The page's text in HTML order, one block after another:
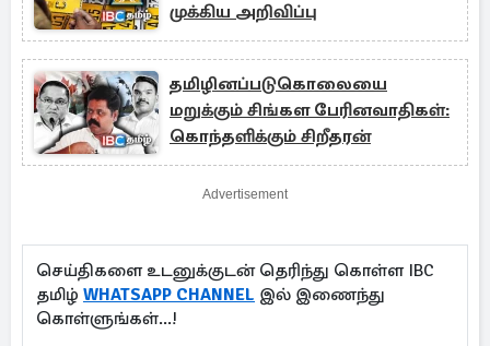
முக்கிய அறிவிப்பு
தமிழினப்படுகொலையை
மறுக்கும் சிங்கள பேரினவாதிகள்:
கொந்தளிக்கும் சிறீதரன்
Advertisement
செய்திகளை உடனுக்குடன் தெரிந்து கொள்ள IBC
தமிழ் WHATSAPP CHANNEL இல் இணைந்து
கொள்ளுங்கள்...!